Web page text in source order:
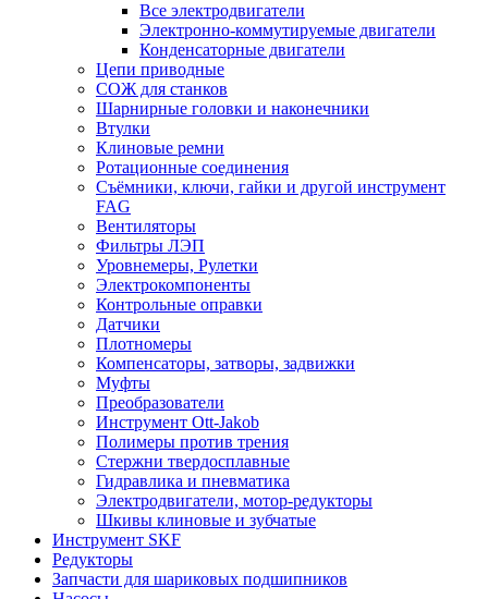
Все электродвигатели
Электронно-коммутируемые двигатели
Конденсаторные двигатели
Цепи приводные
СОЖ для станков
Шарнирные головки и наконечники
Втулки
Клиновые ремни
Ротационные соединения
Съёмники, ключи, гайки и другой инструмент
FAG
Вентиляторы
Фильтры ЛЭП
Уровнемеры, Рулетки
Электрокомпоненты
Контрольные оправки
Датчики
Плотномеры
Компенсаторы, затворы, задвижки
Муфты
Преобразователи
Инструмент Ott-Jakob
Полимеры против трения
Стержни твердосплавные
Гидравлика и пневматика
Электродвигатели, мотор-редукторы
Шкивы клиновые и зубчатые
Инструмент SKF
Редукторы
Запчасти для шариковых подшипников